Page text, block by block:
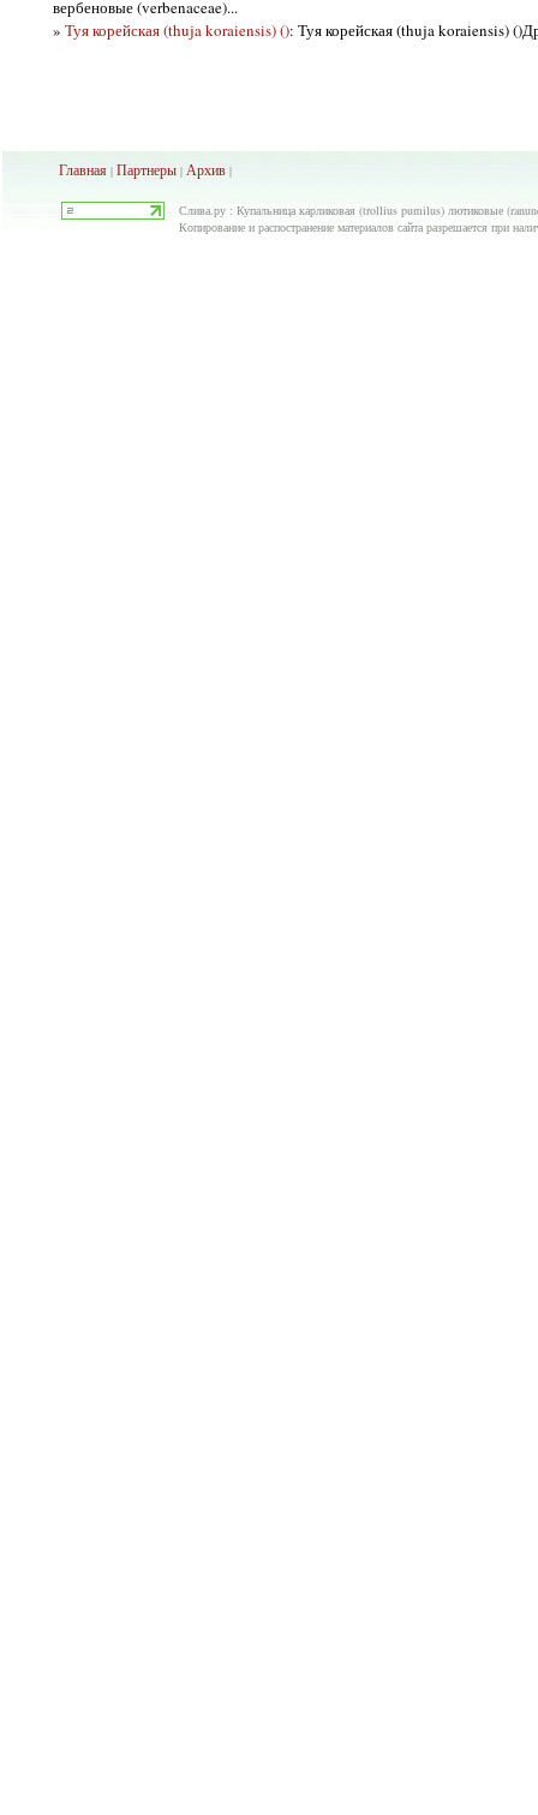
вербеновые (verbenaceae)...
» Туя корейская (thuja koraiensis) (): Туя корейская (thuja koraiensis)
Главная| Партнеры| Архив|
Слива.ру : Купальница карликовая (trollius pumilus) лютиковые
Копирование и распостранение материалов сайта разрешается при